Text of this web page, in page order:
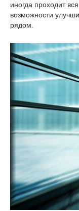
иногда проходит
возможности
рядом.